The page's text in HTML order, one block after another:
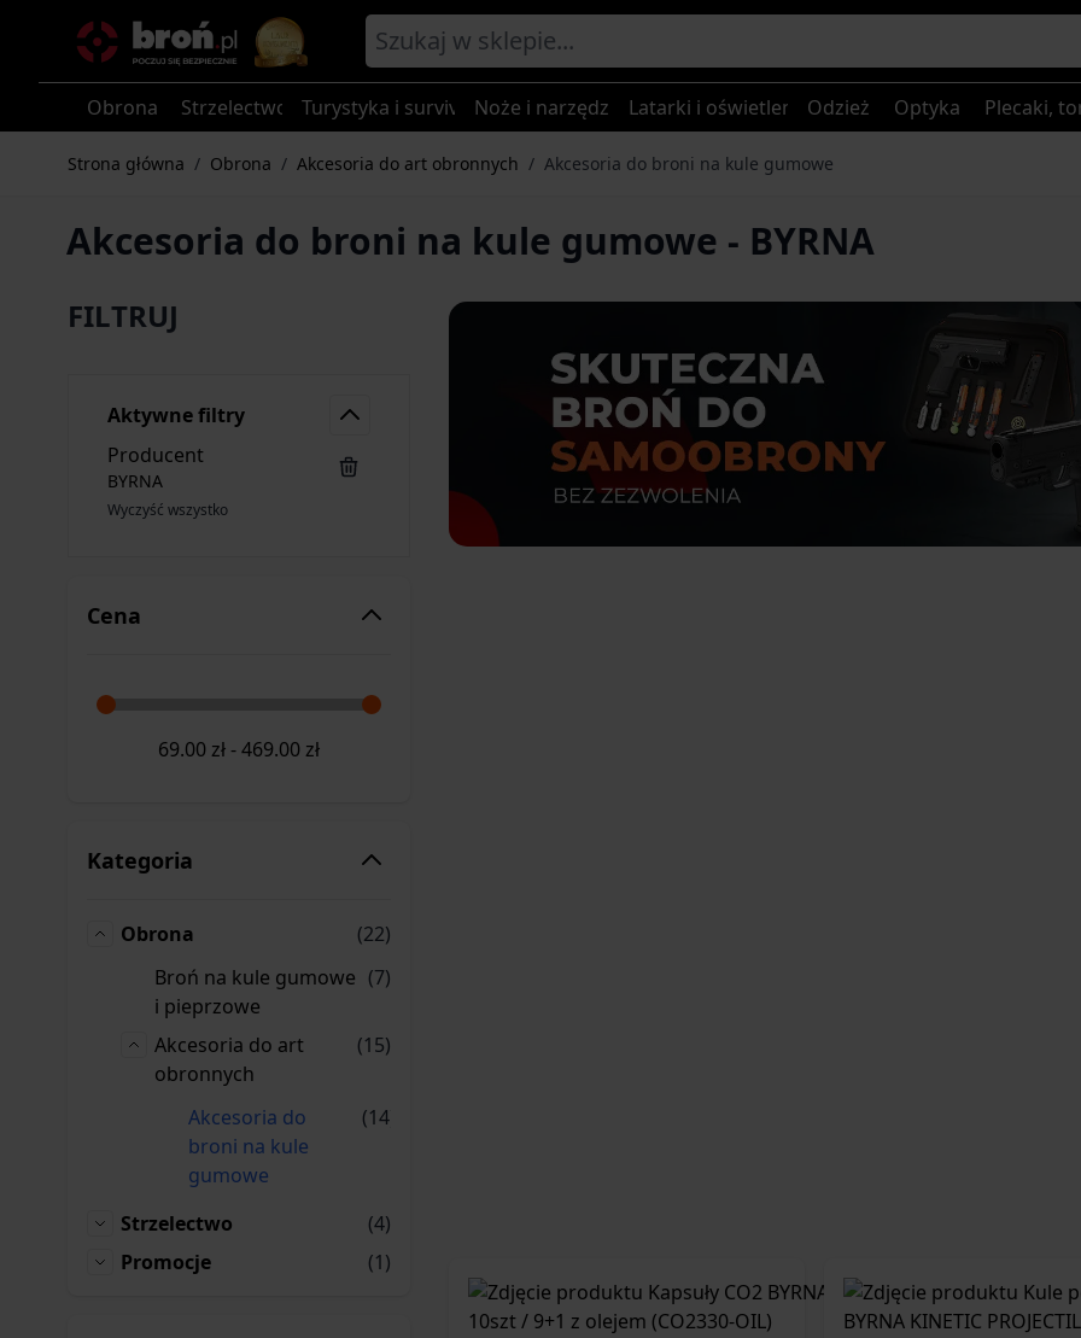
Obrona Strzelectwo Turystyka i survival Noże i narzędzia Latarki i oświetlenieOdzież Optyka Plecaki,
Strona główna / Obrona / Akcesoria do art obronnych / Akcesoria do broni na kule gumowe
Akcesoria do broni na kule gumowe - BYRNA
FILTRUJ
Aktywne filtry
Producent
BYRNA
Wyczyść wszystko
Cena
69.00 zł -469.00 zł
Kategoria
Obrona
Obrona (22)
Broń na kule gumowe i pieprzowe
Broń na kule gumowe
i pieprzowe
(7)
Akcesoria do art obronnych
Akcesoria do art
obronnych
(15)
Akcesoria do broni na kule gumowe
Akcesoria do
broni na kule
gumowe
(14)
Strzelectwo
Strzelectwo (4)
Promocje
Promocje (1)